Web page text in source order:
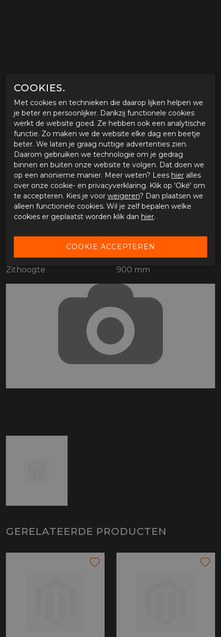
SPECIFICATIES ZERO XE
Merk
Zero
Leveranciercode
26XE00000100
Categorie
Touring
Materiaal buitenkant
6551544926xe00000100
Rijklaargewicht
101 kg
Zithoogte
900 mm
GERELATEERDE PRODUCTEN
COOKIES.
Met cookies en technieken die daarop lijken helpen we
je beter en persoonlijker. Dankzij functionele cookies
werkt de website goed. Ze hebben ook een analytische
functie. Zo maken we de website elke dag een beetje
beter. We laten je graag nuttige advertenties zien.
Daarom gebruiken we technologie om je gedrag
binnen en buiten onze website te volgen. Dat doen we
op een anonieme manier. Meer weten? Lees hier alles
over onze cookie- en privacyverklaring. Klik op 'Oké' om
te accepteren. Kies je voor weigeren? Dan plaatsen we
alleen functionele cookies. Wil je zelf bepalen welke
cookies er geplaatst worden klik dan hier.